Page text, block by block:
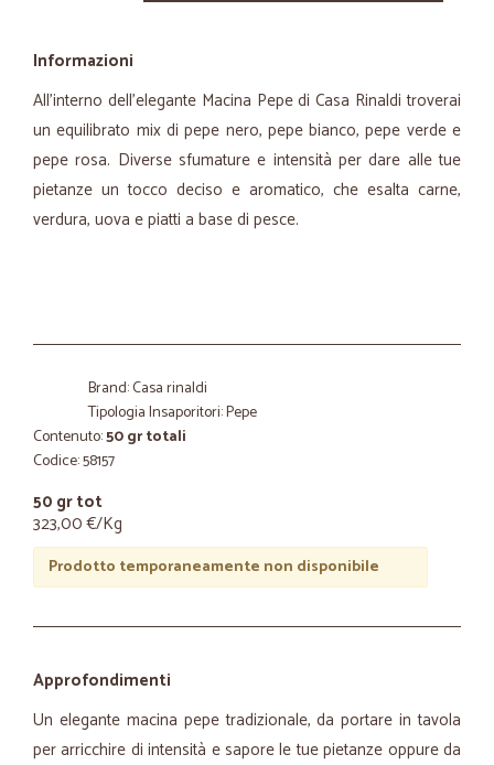
Informazioni
All'interno dell'elegante Macina Pepe di Casa Rinaldi troverai
un equilibrato mix di pepe nero, pepe bianco, pepe verde e
pepe rosa. Diverse sfumature e intensità per dare alle tue
pietanze un tocco deciso e aromatico, che esalta carne,
verdura, uova e piatti a base di pesce.
Brand: Casa rinaldi
Tipologia Insaporitori: Pepe
Contenuto:50 gr totali
Codice: 58157
50 gr tot
323,00 €/Kg
Prodotto temporaneamente non disponibile
Approfondimenti
Un elegante macina pepe tradizionale, da portare in tavola
per arricchire di intensità e sapore le tue pietanze oppure da